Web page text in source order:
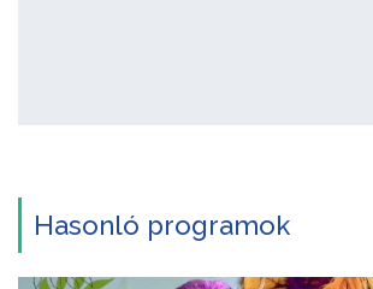
Hasonló programok